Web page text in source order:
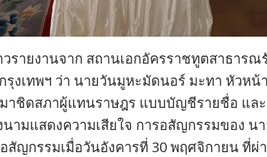
วรายงานจาก สถานเอกอัครราชทูตสาธาร
รุงเทพฯ ว่า นายวันมูหะมัดนอร์ มะทา หัวห
าชิดสภาผู้แทนราษฎร แบบบัญชีรายชื่อ แล
ามแสดงความเสียใจ การอสัญกรรมของ น
ญกรรมเมื่อวันอังคารที่ 30 พฤศจิกายน ที่ผ่